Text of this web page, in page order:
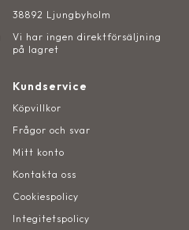
38892 Ljungbyholm
Vi har ingen direktförsäljning
på lagret
Kundservice
Köpvillkor
Frågor och svar
Mitt konto
Kontakta oss
Cookiespolicy
Integitetspolicy